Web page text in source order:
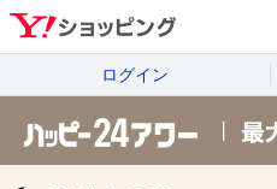
ログイン